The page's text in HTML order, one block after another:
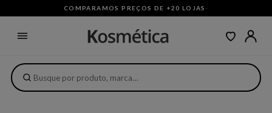
COMPARAMOS PREÇOS DE +20 LOJAS ·